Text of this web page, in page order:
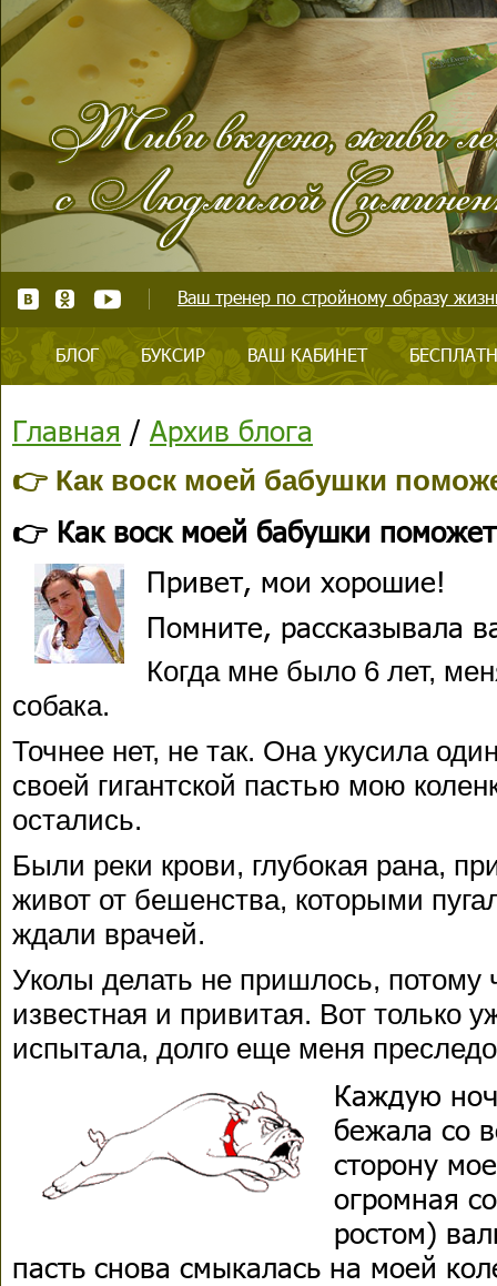
Ваш тренер по стройному образу
БЛОГ БУКСИР ВАШ КАБИНЕТ
Главная / Архив блога
👉 Как воск моей бабушки
👉 Как воск моей бабушки
Привет, мои хорошие!
Помните, рассказывала
Когда мне было 6 лет,
собака.
Точнее нет, не так. Она укусила
своей гигантской пастью мою
остались.
Были реки крови, глубокая рана,
живот от бешенства, которыми
ждали врачей.
Уколы делать не пришлось, потому
известная и привитая. Вот только
испытала, долго еще меня
Каждую
бежала со
сторону
огромная
ростом)
пасть снова смыкалась на моей